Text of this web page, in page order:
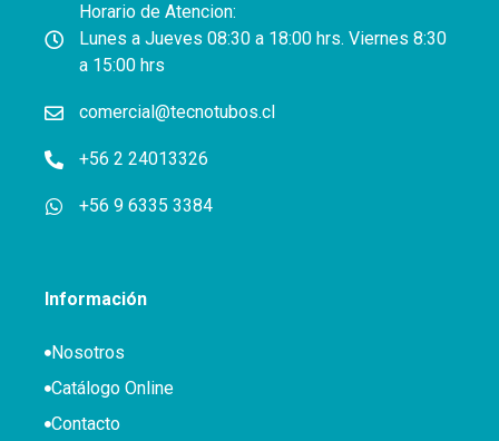
Horario de Atencion:
Lunes a Jueves 08:30 a 18:00 hrs. Viernes 8:30
a 15:00 hrs
comercial@tecnotubos.cl
+56 2 24013326
+56 9 6335 3384
Información
Nosotros
Catálogo Online
Contacto